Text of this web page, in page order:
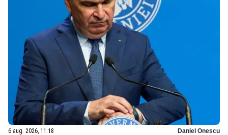
6 aug. 2026, 11:18 Daniel Onescu